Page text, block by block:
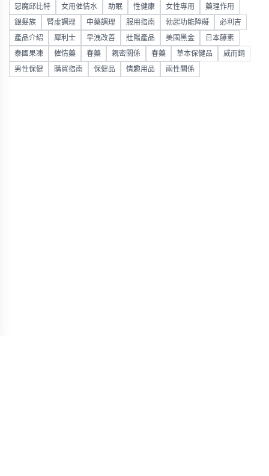
惡魔邱比特 女用催情水 助眠 性健康 女性專用 藥理作用
銀髮族 腎虛調理 中藥調理 服用指南 勃起功能障礙 必利吉
產品介紹 犀利士 早洩改善 壯陽產品 美國黑金 日本藤素
泰國果凍 催情藥 春藥 親密關係 春藥 草本保健品 威而鋼
男性保健 購買指南 保健品 情趣用品 兩性關係